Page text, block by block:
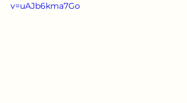
v=uAJb6kma7Go